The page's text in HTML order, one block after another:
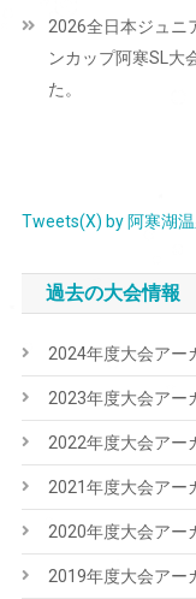
ゲ
ー
ン
2026全日本ジュニ
ンカップ阿寒SL
た。
Tweets(X) by 阿寒湖
過去の大会情報
2024年度大会アー
2023年度大会アー
2022年度大会アー
2021年度大会アー
2020年度大会アー
2019年度大会アー